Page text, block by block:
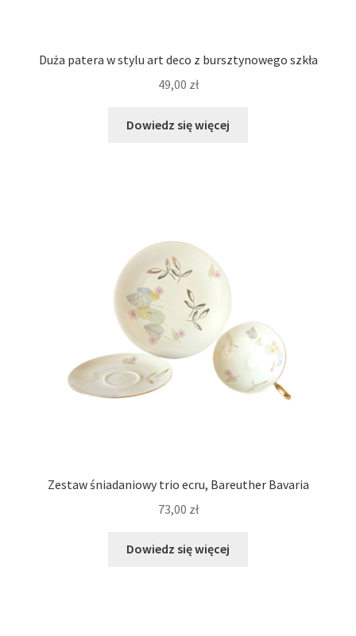
Duża patera w stylu art deco z bursztynowego szkła
49,00 zł
Dowiedz się więcej
Zestaw śniadaniowy trio ecru, Bareuther Bavaria
73,00 zł
Dowiedz się więcej